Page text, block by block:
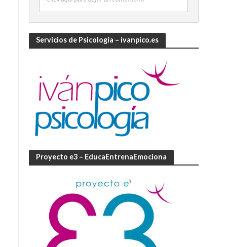
Servicios de Psicología – ivanpico.es
Proyecto e3 – EducaEntrenaEmociona